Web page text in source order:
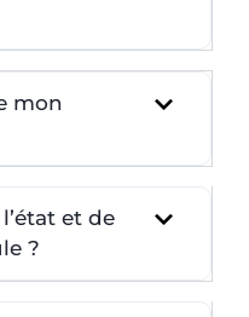
mon
et de
?